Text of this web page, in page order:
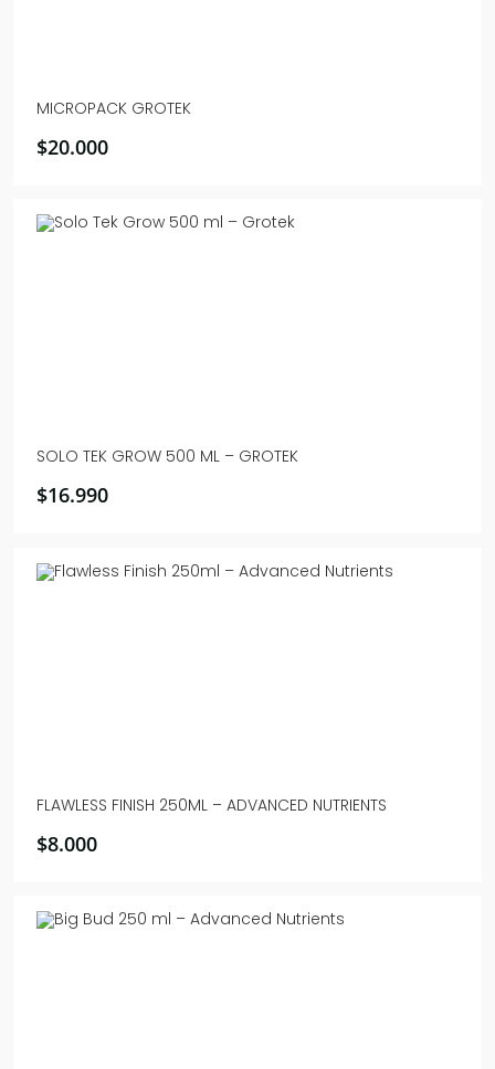
MICROPACK GROTEK
$20.000
SOLO TEK GROW 500 ML – GROTEK
$16.990
FLAWLESS FINISH 250ML – ADVANCED NUTRIENTS
$8.000